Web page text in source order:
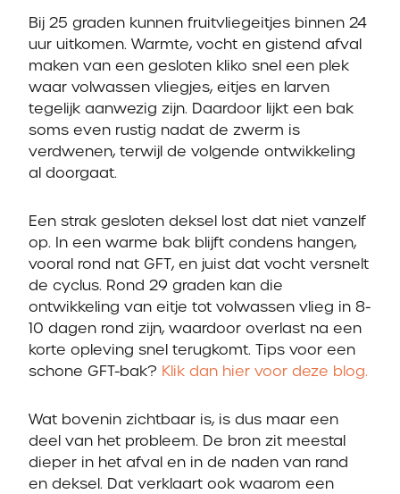
Bij 25 graden kunnen fruitvliegeitjes binnen 24
uur uitkomen. Warmte, vocht en gistend afval
maken van een gesloten kliko snel een plek
waar volwassen vliegjes, eitjes en larven
tegelijk aanwezig zijn. Daardoor lijkt een bak
soms even rustig nadat de zwerm is
verdwenen, terwijl de volgende ontwikkeling
al doorgaat.
Een strak gesloten deksel lost dat niet vanzelf
op. In een warme bak blijft condens hangen,
vooral rond nat GFT, en juist dat vocht versnelt
de cyclus. Rond 29 graden kan die
ontwikkeling van eitje tot volwassen vlieg in 8-
10 dagen rond zijn, waardoor overlast na een
korte opleving snel terugkomt. Tips voor een
schone GFT-bak? Klik dan hier voor deze blog.
Wat bovenin zichtbaar is, is dus maar een
deel van het probleem. De bron zit meestal
dieper in het afval en in de naden van rand
en deksel. Dat verklaart ook waarom een